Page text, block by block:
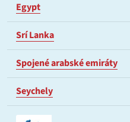
Egypt
Srí Lanka
Spojené arabské emiráty
Seychely